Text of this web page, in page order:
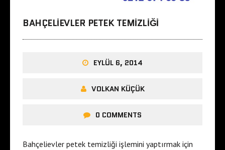
BAHÇELIEVLER PETEK TEMIZLIĞI
EYLÜL 6, 2014
VOLKAN KÜÇÜK
0 COMMENTS
Bahçelievler petek temizliği işlemini yaptırmak için